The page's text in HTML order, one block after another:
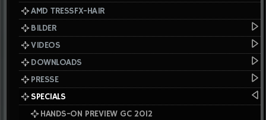
AMD TRESSFX-HAIR
BILDER
VIDEOS
DOWNLOADS
PRESSE
SPECIALS
HANDS-ON PREVIEW GC 2012